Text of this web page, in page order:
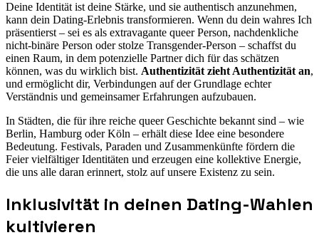
Deine Identität ist deine Stärke, und sie authentisch anzunehmen,
kann dein Dating-Erlebnis transformieren. Wenn du dein wahres Ich
präsentierst – sei es als extravagante queer Person, nachdenkliche
nicht-binäre Person oder stolze Transgender-Person – schaffst du
einen Raum, in dem potenzielle Partner dich für das schätzen
können, was du wirklich bist. Authentizität zieht Authentizität an,
und ermöglicht dir, Verbindungen auf der Grundlage echter
Verständnis und gemeinsamer Erfahrungen aufzubauen.
In Städten, die für ihre reiche queer Geschichte bekannt sind – wie
Berlin, Hamburg oder Köln – erhält diese Idee eine besondere
Bedeutung. Festivals, Paraden und Zusammenkünfte fördern die
Feier vielfältiger Identitäten und erzeugen eine kollektive Energie,
die uns alle daran erinnert, stolz auf unsere Existenz zu sein.
Inklusivität in deinen Dating-Wahlen
kultivieren